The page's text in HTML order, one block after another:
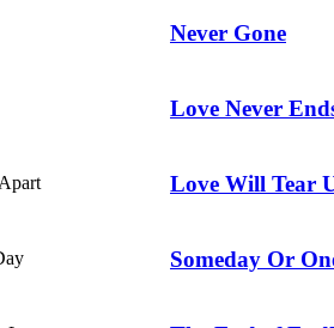
Never Gone
Love Never
Love Will Tear
Someday Or